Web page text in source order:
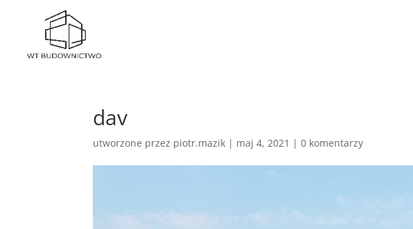
dav
utworzone przez piotr.mazik | maj 4, 2021 |0 komentarzy